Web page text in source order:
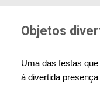
sensação
Objetos
Uma das festas
à divertida